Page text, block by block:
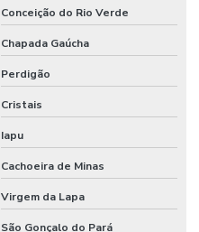
Conceição do Rio Verde
Chapada Gaúcha
Perdigão
Cristais
Iapu
Cachoeira de Minas
Virgem da Lapa
São Gonçalo do Pará